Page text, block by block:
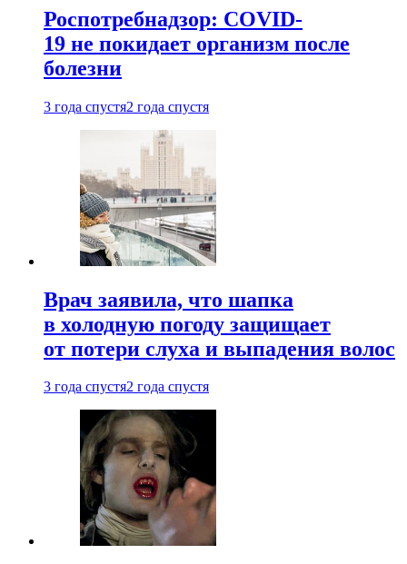
Роспотребнадзор: COVID-
19 не покидает организм после
болезни
3 года спустя2 года спустя
Врач заявила, что шапка
в холодную погоду защищает
от потери слуха и выпадения волос
3 года спустя2 года спустя